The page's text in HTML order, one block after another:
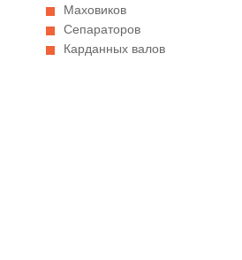
Маховиков
Сепараторов
Карданных валов